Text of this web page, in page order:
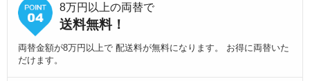
8万円以上の両替で
送料無料！
両替金額が8万円以上で 配送料が無料になります。 お得に両替いた
だけます。